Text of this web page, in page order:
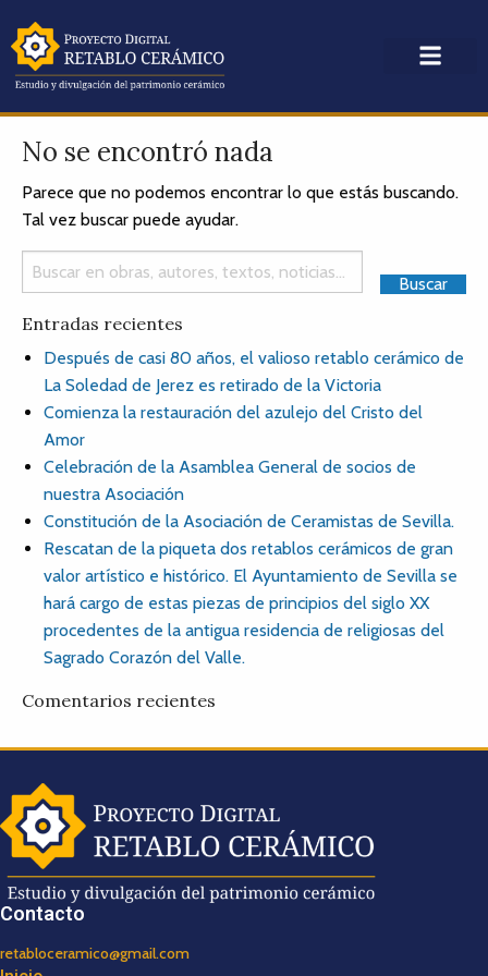
No se encontró nada
Parece que no podemos encontrar lo que estás buscando.
Tal vez buscar puede ayudar.
Entradas recientes
Después de casi 80 años, el valioso retablo cerámico de
La Soledad de Jerez es retirado de la Victoria
Comienza la restauración del azulejo del Cristo del
Amor
Celebración de la Asamblea General de socios de
nuestra Asociación
Constitución de la Asociación de Ceramistas de Sevilla.
Rescatan de la piqueta dos retablos cerámicos de gran
valor artístico e histórico. El Ayuntamiento de Sevilla se
hará cargo de estas piezas de principios del siglo XX
procedentes de la antigua residencia de religiosas del
Sagrado Corazón del Valle.
Comentarios recientes
Contacto
retabloceramico@gmail.com